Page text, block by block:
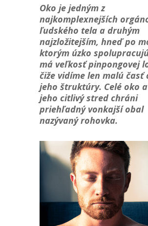
Oko je jedným z
najkomplexnejších
ľudského tela a druhým
najzložitejším, hneď po
ktorým úzko
má veľkosť pinpongovej
čiže vidíme len malú časť
jeho štruktúry. Celé oko
jeho citlivý stred chráni
priehľadný vonkajší obal
nazývaný rohovka.